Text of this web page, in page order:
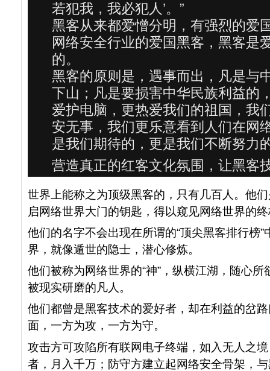
若犯我，我必犯人’。”
黑客从来都爱憎分明，有强烈的爱
网络安全行业的爱国黑客，黑客是
的。
黑客的原则是，遇事而出，凡是与
下山；凡是要损害中华民族利益
爱护电脑，更热爱我们的祖国，我
安无事，我们更乐意看到人们在网
是我们期待的，更是我们不断努力
营造真正的红客文化氛围，让黑客
世界上能称之为顶级黑客的，只有几百人。他
启网络世界大门的钥匙，得以窥见网络世界的
他们的名字不会出现在所谓的“顶尖黑客排行榜
界，就像遁世的隐士，潜心修炼。
他们被称为网络世界的“神”，纵横江湖，随心
被现实研磨的凡人。
他们都曾是黑客技术的爱好者，却在利益的岔
面，一方为攻，一方为守。
攻击方可攻陷所有联网电子终端，如入无人之
者，月入千万；防守方建立起网络安全骨架，